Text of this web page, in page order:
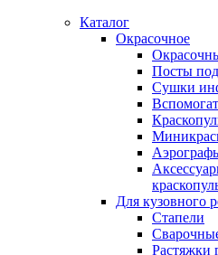
Каталог
Окрасочное
Посты
Сушки
Для кузовного
Стапели
Растяжки